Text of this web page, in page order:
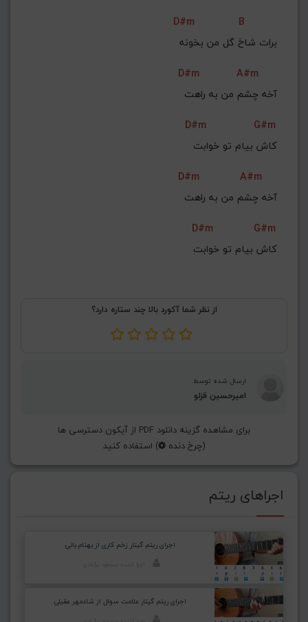
D#m
B
برات شاخ گل من بخونه
D#m
A#m
آخه چشم من به راهت
D#m
G#m
کاش بیام تو خوابت
D#m
A#m
آخه چشم من به راهت
D#m
G#m
کاش بیام تو خوابت
از نظر شما آکورد بالا چند ستاره دارد؟
ارسال شده توسط
امیرحسین قزلو
برای مشاهده گزینه دانلود PDF از آیکون دسترسی ها
(چرخ دنده ) استفاده کنید
اجراهای ریتم
اجرای ریتم گیتار زخم کاری از بهنام بانی
اجرای ریتم گیتار علامت سوال از شادمهر عقیلی